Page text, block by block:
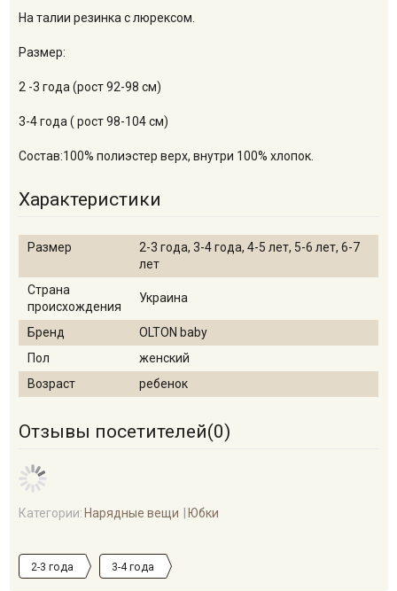
На талии резинка с люрексом.
Размер:
2 -3 года (рост 92-98 см)
3-4 года ( рост 98-104 см)
Состав:100% полиэстер верх, внутри 100% хлопок.
Характеристики
Размер
2-3 года, 3-4 года, 4-5 лет, 5-6 лет, 6-7
лет
Страна
происхождения
Украина
Бренд
OLTON baby
Пол
женский
Возраст
ребенок
Отзывы посетителей(0)
Категории:Нарядные вещи Юбки
2-3 года 3-4 года